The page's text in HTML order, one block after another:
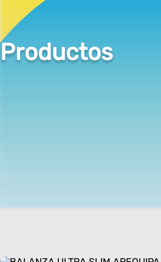
Productos